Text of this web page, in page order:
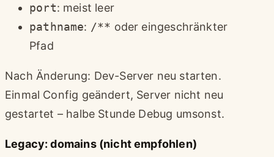
port: meist leer
pathname: /** oder eingeschränkter
Pfad
Nach Änderung: Dev-Server neu starten.
Einmal Config geändert, Server nicht neu
gestartet – halbe Stunde Debug umsonst.
Legacy: domains (nicht empfohlen)